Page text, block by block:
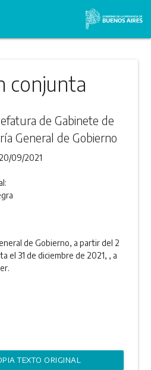
conjunta
de Gabinete de
General de Gobierno
20/09/2021
de Gobierno, a partir del 2
el 31 de diciembre de 2021, , a
TEXTO ORIGINAL